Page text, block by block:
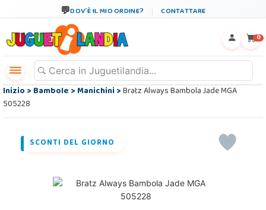
DOV´È IL MIO ORDINE? CONTATTARE
0
Inizio>Bambole>Manichini>Bratz Always Bambola Jade MGA
505228
SCONTI DEL GIORNO